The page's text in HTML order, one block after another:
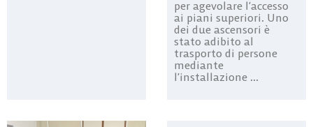
per agevolare l’accesso
ai piani superiori. Uno
dei due ascensori è
stato adibito al
trasporto di persone
mediante
l’installazione ...